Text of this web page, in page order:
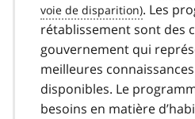
. Les
rétablissement sont des
gouvernement qui
meilleures
disponibles. Le
besoins en matière